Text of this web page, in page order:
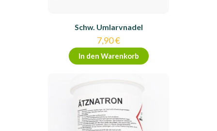
Schw. Umlarvnadel
7,90€
In den Warenkorb